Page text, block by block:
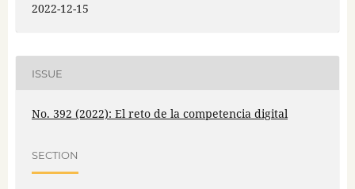
2022-12-15
ISSUE
No. 392 (2022): El reto de la competencia digital
SECTION